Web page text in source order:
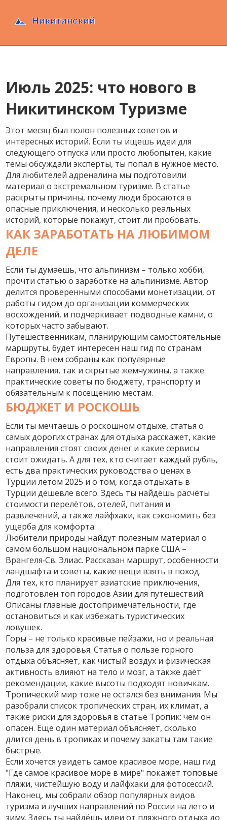
Июль 2025: что нового в
Никитинском Туризме
Этот месяц был полон полезных советов и
интересных историй. Если ты ищешь идеи для
следующего отпуска или просто любопытен, какие
темы обсуждали эксперты, ты попал в нужное место.
Для любителей адреналина мы подготовили
материал оэкстремальном туризме. В статье
раскрыты причины, почему люди бросаются в
опасные приключения, и несколько реальных
историй, которые покажут, стоит ли пробовать.
КАК ЗАРАБОТАТЬ НА ЛЮБИМОМ
ДЕЛЕ
Если ты думаешь, что альпинизм – только хобби,
прочти статью озаработке на альпинизме. Автор
делится проверенными способами монетизации, от
работы гидом до организации коммерческих
восхождений, и подчеркивает подводные камни, о
которых часто забывают.
Путешественникам, планирующим самостоятельные
маршруты, будет интересен наш гид по странам
Европы. В нем собраны как популярные
направления, так и скрытые жемчужины, а также
практические советы по бюджету, транспорту и
обязательным к посещению местам.
БЮДЖЕТ И РОСКОШЬ
Если ты мечтаешь о роскошном отдыхе, статья о
самых дорогих странах для отдыха расскажет, какие
направления стоят своих денег и какие сервисы
стоит ожидать. А для тех, кто считает каждый рубль,
есть два практических руководства о ценах в
Турции летом 2025 и о том, когда отдыхать в
Турции дешевле всего. Здесь ты найдёшь расчёты
стоимости перелётов, отелей, питания и
развлечений, а также лайфхаки, как сэкономить без
ущерба для комфорта.
Любители природы найдут полезным материал о
самом большом национальном парке США –
Врангеля‑Св. Элиас. Рассказан маршрут, особенности
ландшафта и советы, какие вещи взять в поход.
Для тех, кто планирует азиатские приключения,
подготовлен топ городов Азии для путешествий.
Описаны главные достопримечательности, где
остановиться и как избежать туристических
ловушек.
Горы – не только красивые пейзажи, но и реальная
польза для здоровья. Статья о пользе горного
отдыха объясняет, как чистый воздух и физическая
активность влияют на тело и мозг, а также даёт
рекомендации, какие высоты подходят новичкам.
Тропический мир тоже не остался без внимания. Мы
разобралисписок тропических стран, их климат, а
также риски для здоровья в статье Тропик: чем он
опасен. Еще один материал объясняет,сколько
длится день в тропиках и почему закаты там такие
быстрые.
Если хочется увидеть самое красивое море, наш гид
"Где самое красивое море в мире" покажет топовые
пляжи, чистейшую воду и лайфхаки для фотосессий.
Наконец, мы собрали обзор популярных видов
туризма илучших направлений по России на лето и
зиму. Здесь ты найдёшь идеи от пляжного отдыха до